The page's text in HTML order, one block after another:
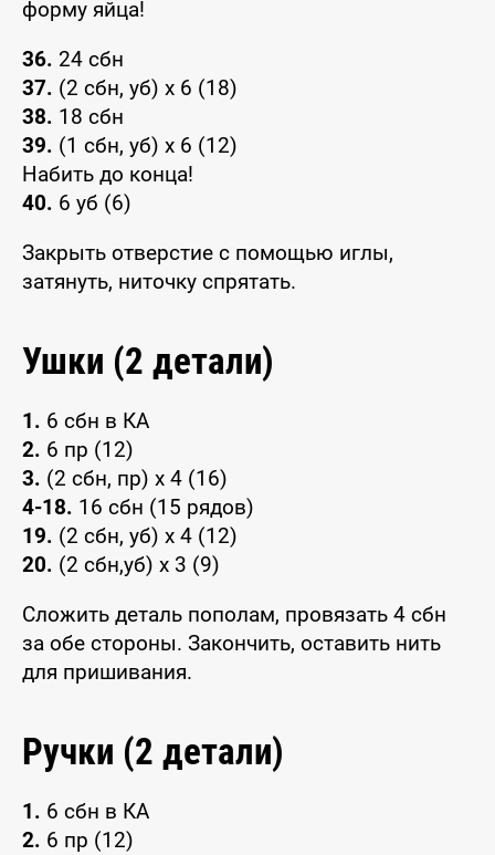
форму яйца!
36. 24 сбн
37. (2 сбн, уб) x 6 (18)
38. 18 сбн
39. (1 сбн, уб) x 6 (12)
Набить до конца!
40. 6 уб (6)
Закрыть отверстие с помощью иглы,
затянуть, ниточку спрятать.
Ушки (2 детали)
1. 6 сбн в КА
2. 6 пр (12)
3. (2 сбн, пр) x 4 (16)
4-18. 16 сбн (15 рядов)
19. (2 сбн, уб) x 4 (12)
20. (2 сбн,уб) x 3 (9)
Сложить деталь пополам, провязать 4 сбн
за обе стороны. Закончить, оставить нить
для пришивания.
Ручки (2 детали)
1. 6 сбн в КА
2. 6 пр (12)